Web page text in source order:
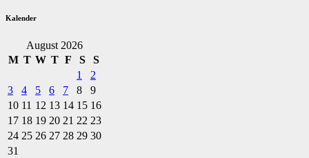
Kalender
August 2026
M T W T F S
S
1
2
3
4 5 6 7 8
9
10 11 12 13 14 15 16
17 18 19 20 21 22 23
24 25 26 27 28 29 30
31